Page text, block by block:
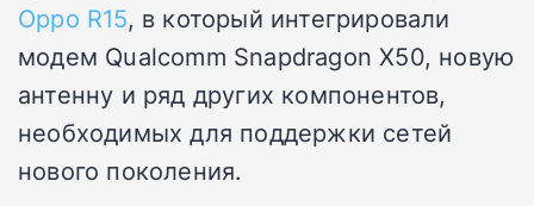
Oppo R15, в который интегрировали
модем Qualcomm Snapdragon X50, новую
антенну и ряд других компонентов,
необходимых для поддержки сетей
нового поколения.